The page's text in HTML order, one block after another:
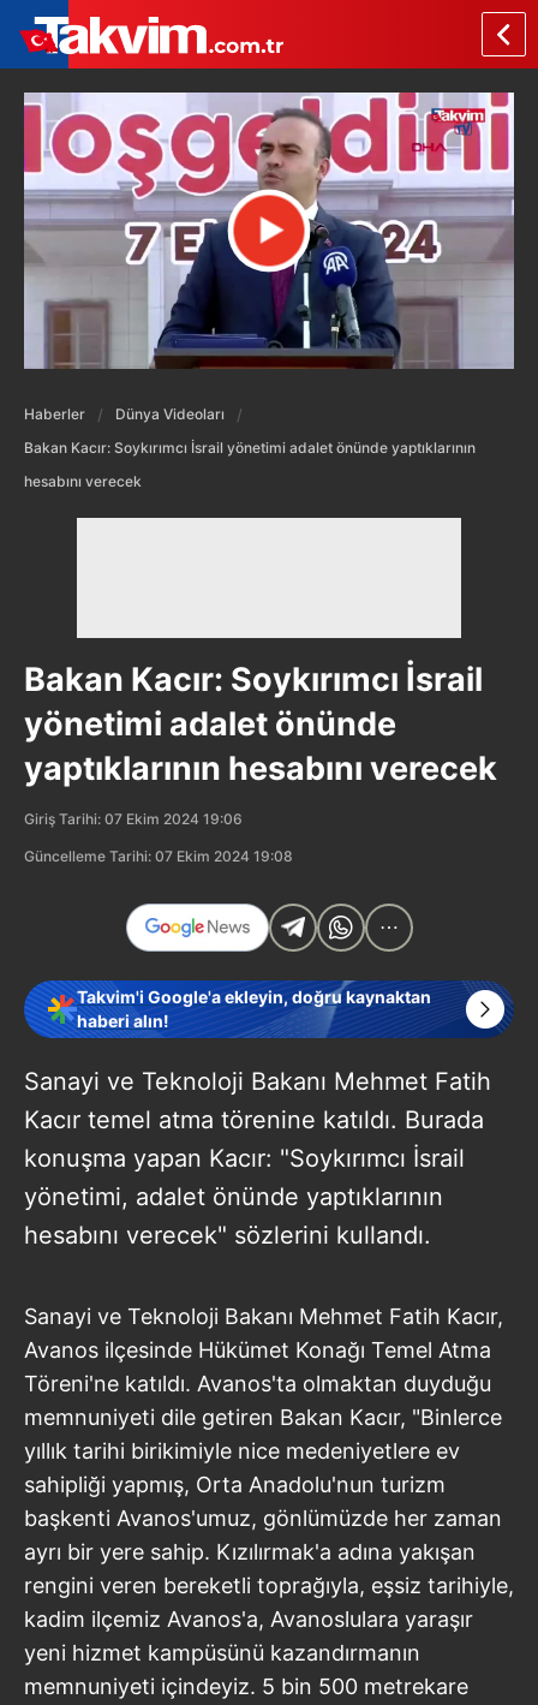
Haberler
Dünya Videoları
Bakan Kacır: Soykırımcı İsrail yönetimi adalet önünde yaptıklarının
hesabını verecek
Bakan Kacır: Soykırımcı İsrail
yönetimi adalet önünde
yaptıklarının hesabını verecek
Giriş Tarihi: 07 Ekim 2024 19:06
Güncelleme Tarihi: 07 Ekim 2024 19:08
Takvim'i Google'a ekleyin, doğru kaynaktan
haberi alın!
Sanayi ve Teknoloji Bakanı Mehmet Fatih
Kacır temel atma törenine katıldı. Burada
konuşma yapan Kacır: "Soykırımcı İsrail
yönetimi, adalet önünde yaptıklarının
hesabını verecek" sözlerini kullandı.
Sanayi ve Teknoloji Bakanı Mehmet Fatih Kacır,
Avanos ilçesinde Hükümet Konağı Temel Atma
Töreni'ne katıldı. Avanos'ta olmaktan duyduğu
memnuniyeti dile getiren Bakan Kacır, "Binlerce
yıllık tarihi birikimiyle nice medeniyetlere ev
sahipliği yapmış, Orta Anadolu'nun turizm
başkenti Avanos'umuz, gönlümüzde her zaman
ayrı bir yere sahip. Kızılırmak'a adına yakışan
rengini veren bereketli toprağıyla, eşsiz tarihiyle,
kadim ilçemiz Avanos'a, Avanoslulara yaraşır
yeni hizmet kampüsünü kazandırmanın
memnuniyeti içindeyiz. 5 bin 500 metrekare